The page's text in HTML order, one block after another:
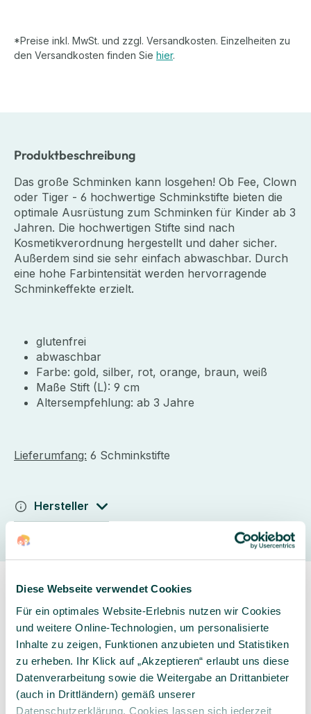
Diese Webseite verwendet Cookies
Für ein optimales Website-Erlebnis nutzen wir Cookies
und weitere Online-Technologien, um personalisierte
Inhalte zu zeigen, Funktionen anzubieten und Statistiken
zu erheben. Ihr Klick auf „Akzeptieren“ erlaubt uns diese
Datenverarbeitung sowie die Weitergabe an Drittanbieter
(auch in Drittländern) gemäß unserer
Datenschutzerklärung. Cookies lassen sich jederzeit
*Preise inkl. MwSt. und zzgl. Versandkosten. Einzelheiten zu
den Versandkosten finden Sie hier.
Produktbeschreibung
Das große Schminken kann losgehen! Ob Fee, Clown
oder Tiger - 6 hochwertige Schminkstifte bieten die
optimale Ausrüstung zum Schminken für Kinder ab 3
Jahren. Die hochwertigen Stifte sind nach
Kosmetikverordnung hergestellt und daher sicher.
Außerdem sind sie sehr einfach abwaschbar. Durch
eine hohe Farbintensität werden hervorragende
Schminkeffekte erzielt.
glutenfrei
abwaschbar
Farbe: gold, silber, rot, orange, braun, weiß
Maße Stift (L): 9 cm
Altersempfehlung: ab 3 Jahre
Lieferumfang: 6 Schminkstifte
Hersteller
Sorgfältig ausgewähltes
Produktsortiment
Kompetente und
individuelle Beratung